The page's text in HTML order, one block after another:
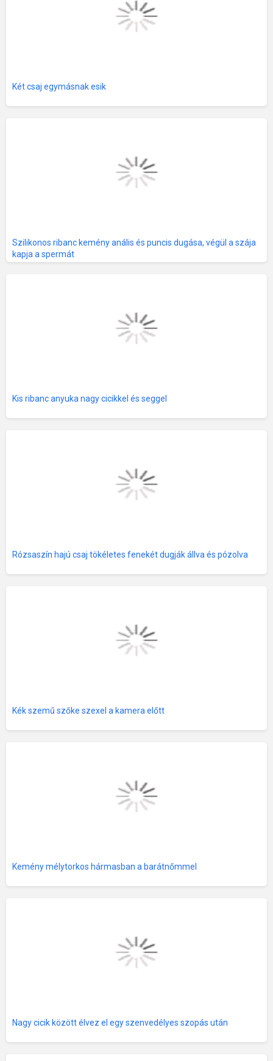
Két csaj egymásnak esik
Szilikonos ribanc kemény anális és puncis dugása, végül a szája
kapja a spermát
Kis ribanc anyuka nagy cicikkel és seggel
Rózsaszín hajú csaj tökéletes fenekét dugják állva és pózolva
Kék szemű szőke szexel a kamera előtt
Kemény mélytorkos hármasban a barátnőmmel
Nagy cicik között élvez el egy szenvedélyes szopás után